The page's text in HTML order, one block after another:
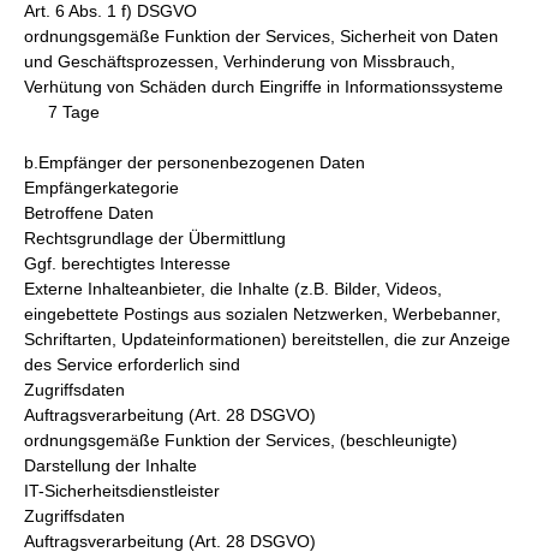
Art. 6 Abs. 1 f) DSGVO
ordnungsgemäße Funktion der Services, Sicherheit von Daten
und Geschäftsprozessen, Verhinderung von Missbrauch,
Verhütung von Schäden durch Eingriffe in Informationssysteme
7 Tage
b.Empfänger der personenbezogenen Daten
Empfängerkategorie
Betroffene Daten
Rechtsgrundlage der Übermittlung
Ggf. berechtigtes Interesse
Externe Inhalteanbieter, die Inhalte (z.B. Bilder, Videos,
eingebettete Postings aus sozialen Netzwerken, Werbebanner,
Schriftarten, Updateinformationen) bereitstellen, die zur Anzeige
des Service erforderlich sind
Zugriffsdaten
Auftragsverarbeitung (Art. 28 DSGVO)
ordnungsgemäße Funktion der Services, (beschleunigte)
Darstellung der Inhalte
IT-Sicherheitsdienstleister
Zugriffsdaten
Auftragsverarbeitung (Art. 28 DSGVO)